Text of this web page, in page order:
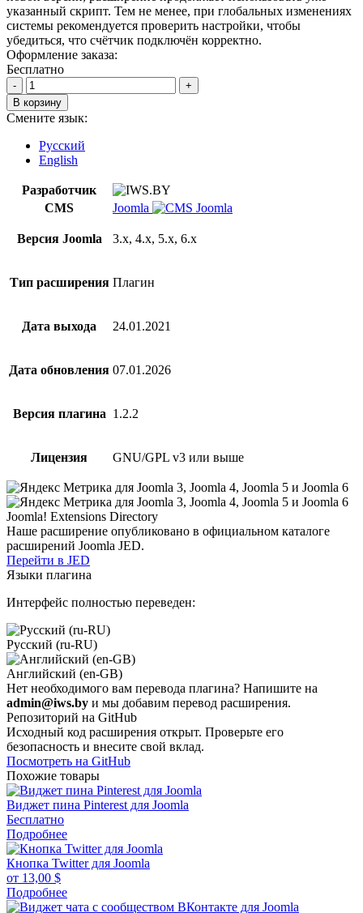
указанный скрипт. Тем не менее, при глобальных изменениях
системы рекомендуется проверить настройки, чтобы
убедиться, что счётчик подключён корректно.
Оформление заказа:
Бесплатно
Количество
товара
Яндекс
Метрика
для
Joomla
В корзину
Смените язык:
Русский
English
Разработчик
CMS
Joomla
Версия Joomla 3.x, 4.x, 5.x, 6.x
Тип расширения Плагин
Дата выхода 24.01.2021
Дата обновления 07.01.2026
Версия плагина 1.2.2
Лицензия GNU/GPL v3 или выше
Joomla! Extensions Directory
Наше расширение опубликовано в официальном каталоге
расширений Joomla JED.
Перейти в JED
Языки плагина
Интерфейс полностью переведен:
Русский (ru-RU)
Английский (en-GB)
Нет необходимого вам перевода плагина? Напишите на
admin@iws.by и мы добавим перевод расширения.
Репозиторий на GitHub
Исходный код расширения открыт. Проверьте его
безопасность и внесите свой вклад.
Посмотреть на GitHub
Похожие товары
Виджет пина Pinterest для Joomla
Бесплатно
Подробнее
Кнопка Twitter для Joomla
от 13,00 $
Подробнее